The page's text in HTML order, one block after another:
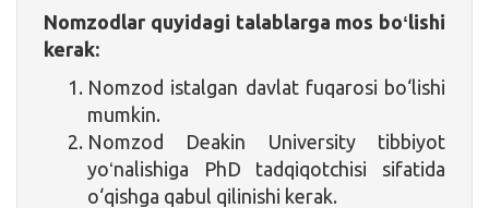
Nomzodlar quyidagi talablarga mos boʻlishi
kerak:
Nomzod istalgan davlat fuqarosi bo‘lishi
mumkin.
Nomzod Deakin University tibbiyot
yoʻnalishiga PhD tadqiqotchisi sifatida
o‘qishga qabul qilinishi kerak.